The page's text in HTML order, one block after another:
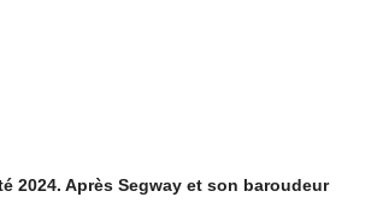
2024. Après Segway et son baroudeur